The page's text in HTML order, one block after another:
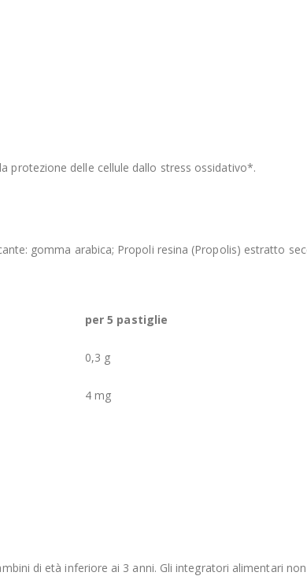
protezione delle cellule dallo stress ossidativo*.
gomma arabica; Propoli resina (Propolis) estratto
per 5 pastiglie
0,3 g
4 mg
di età inferiore ai 3 anni. Gli integratori alimentari